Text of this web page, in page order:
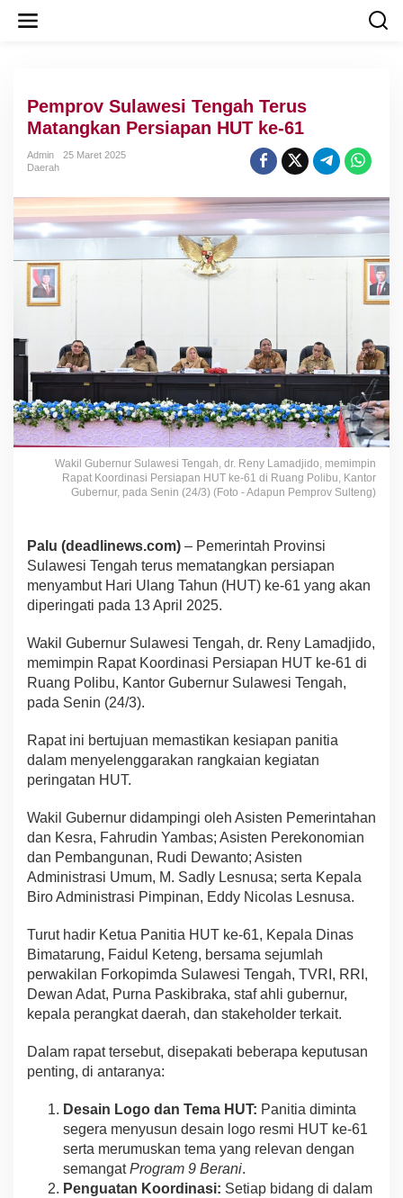
Pemprov Sulawesi Tengah Terus
Matangkan Persiapan HUT ke-61
Admin
25 Maret 2025
Daerah
Wakil Gubernur Sulawesi Tengah, dr. Reny Lamadjido, memimpin
Rapat Koordinasi Persiapan HUT ke-61 di Ruang Polibu, Kantor
Gubernur, pada Senin (24/3) (Foto - Adapun Pemprov Sulteng)
Palu (deadlinews.com) – Pemerintah Provinsi
Sulawesi Tengah terus mematangkan persiapan
menyambut Hari Ulang Tahun (HUT) ke-61 yang akan
diperingati pada 13 April 2025.
Wakil Gubernur Sulawesi Tengah, dr. Reny Lamadjido,
memimpin Rapat Koordinasi Persiapan HUT ke-61 di
Ruang Polibu, Kantor Gubernur Sulawesi Tengah,
pada Senin (24/3).
Rapat ini bertujuan memastikan kesiapan panitia
dalam menyelenggarakan rangkaian kegiatan
peringatan HUT.
Wakil Gubernur didampingi oleh Asisten Pemerintahan
dan Kesra, Fahrudin Yambas; Asisten Perekonomian
dan Pembangunan, Rudi Dewanto; Asisten
Administrasi Umum, M. Sadly Lesnusa; serta Kepala
Biro Administrasi Pimpinan, Eddy Nicolas Lesnusa.
Turut hadir Ketua Panitia HUT ke-61, Kepala Dinas
Bimatarung, Faidul Keteng, bersama sejumlah
perwakilan Forkopimda Sulawesi Tengah, TVRI, RRI,
Dewan Adat, Purna Paskibraka, staf ahli gubernur,
kepala perangkat daerah, dan stakeholder terkait.
Dalam rapat tersebut, disepakati beberapa keputusan
penting, di antaranya:
Desain Logo dan Tema HUT: Panitia diminta
segera menyusun desain logo resmi HUT ke-61
serta merumuskan tema yang relevan dengan
semangatProgram 9 Berani.
Penguatan Koordinasi: Setiap bidang di dalam